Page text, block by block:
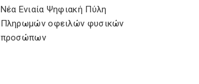
Νέα Ενιαία Ψηφιακή Πύλη
Πληρωμών οφειλών φυσικών
προσώπων